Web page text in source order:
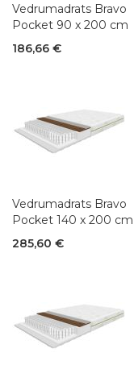
Vedrumadrats Bravo
Pocket 90 x 200 cm
186,66 €
Vedrumadrats Bravo
Pocket 140 x 200 cm
285,60 €